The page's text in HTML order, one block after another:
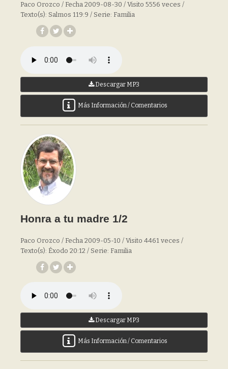
Paco Orozco / Fecha 2009-08-30 / Visito 5556 veces /
Texto(s): Salmos 119:9 / Serie: Familia
Descargar MP3
Más Información / Comentarios
Honra a tu madre 1/2
Paco Orozco / Fecha 2009-05-10 / Visito 4461 veces /
Texto(s): Éxodo 20:12 / Serie: Familia
Descargar MP3
Más Información / Comentarios